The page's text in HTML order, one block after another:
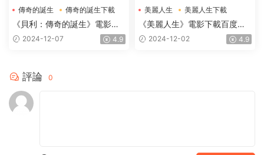
傳奇的誕生
傳奇的誕生下載
傳奇的誕生電影下載
《貝利：傳奇的誕生》電影下
載百度網盤BD國語中英雙字
2024-12-07 4.9
美麗人生
美麗人生下載
美麗人生電影下載
《美麗人生》電影下載百度網
盤1997.高清國語中英雙字
2024-12-02 4.9
評論 0